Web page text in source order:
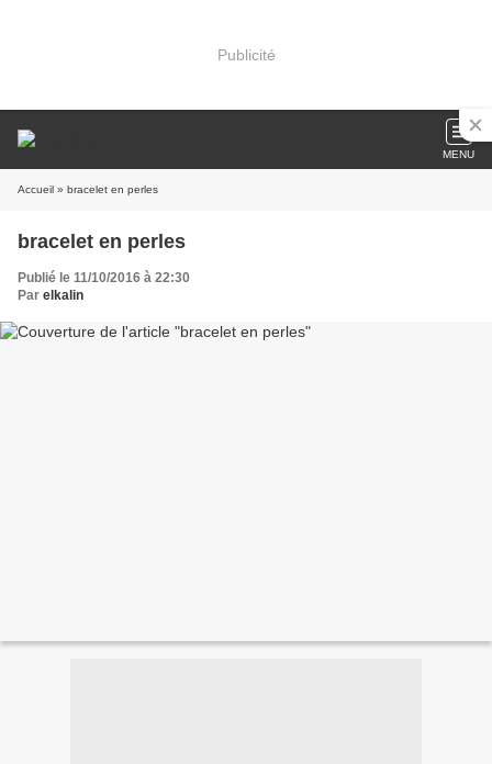
Publicité
MENU
Accueil » bracelet en perles
bracelet en perles
Publié le 11/10/2016 à 22:30
Par elkalin